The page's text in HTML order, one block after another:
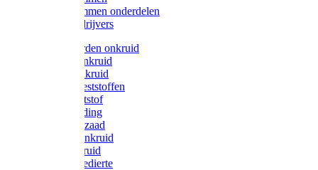
Mollenklemmen onderdelen
Mollenverdrijvers
Protect Garden onkruid
Diversen onkruid
Solabiol onkruid
Solabiol meststoffen
Pokon meststof
Pokon voeding
Pokon graszaad
Roundup onkruid
Pokon onkruid
Pokon ongedierte